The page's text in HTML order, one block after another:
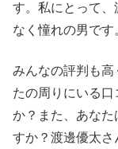
す。私にとって
なく憧れの男です
みんなの評判も
たの周りにいる
か？また、あなた
すか？渡邊優太